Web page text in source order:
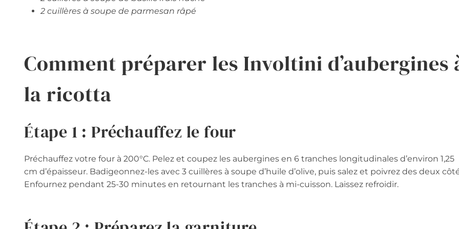
2 cuillères à soupe de parmesan râpé
Comment préparer les Involtini d’aubergines
la ricotta
Étape 1 : Préchauffez le four
Préchauffez votre four à 200°C. Pelez et coupez les aubergines en 6 tranches longitudinales d’environ 1,25
cm d’épaisseur. Badigeonnez-les avec 3 cuillères à soupe d’huile d’olive, puis salez et poivrez des deux
Enfournez pendant 25-30 minutes en retournant les tranches à mi-cuisson. Laissez refroidir.